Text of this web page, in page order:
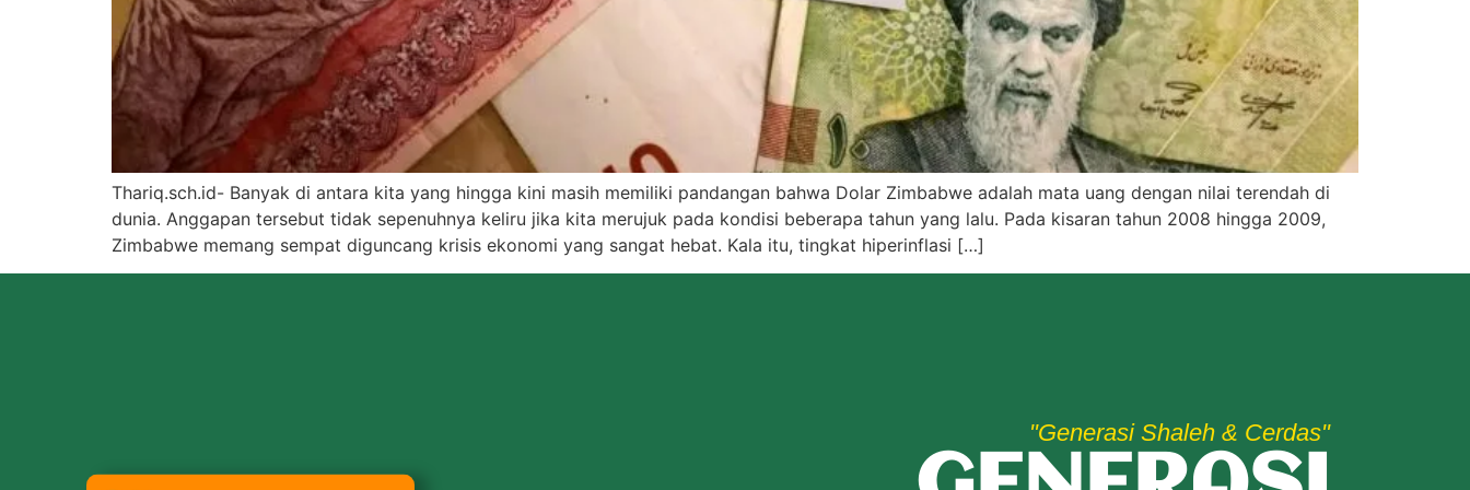
Thariq.sch.id- Banyak di antara kita yang hingga kini masih memiliki pandangan bahwa Dolar Zimbabwe adalah mata uang dengan nilai terendah di
dunia. Anggapan tersebut tidak sepenuhnya keliru jika kita merujuk pada kondisi beberapa tahun yang lalu. Pada kisaran tahun 2008 hingga 2009,
Zimbabwe memang sempat diguncang krisis ekonomi yang sangat hebat. Kala itu, tingkat hiperinflasi […]
"Generasi Shaleh & Cerdas"